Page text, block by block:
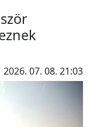
2026. 07. 08. 21:03